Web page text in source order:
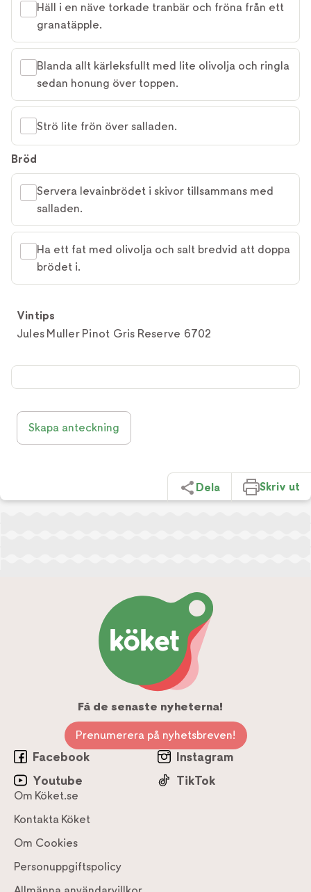
Häll i en näve torkade tranbär och fröna från ett
granatäpple.
Blanda allt kärleksfullt med lite olivolja och ringla
sedan honung över toppen.
Strö lite frön över salladen.
Bröd
Servera levainbrödet i skivor tillsammans med
salladen.
Ha ett fat med olivolja och salt bredvid att doppa
brödet i.
Vintips
Jules Muller Pinot Gris Reserve 6702
Skapa anteckning
Dela Skriv ut
Få de senaste nyheterna!
Prenumerera på nyhetsbreven!
Facebook
Instagram
Youtube
TikTok
Om Köket.se
Kontakta Köket
Om Cookies
Personuppgiftspolicy